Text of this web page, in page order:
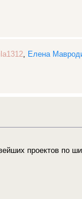
, Елена
проектов по